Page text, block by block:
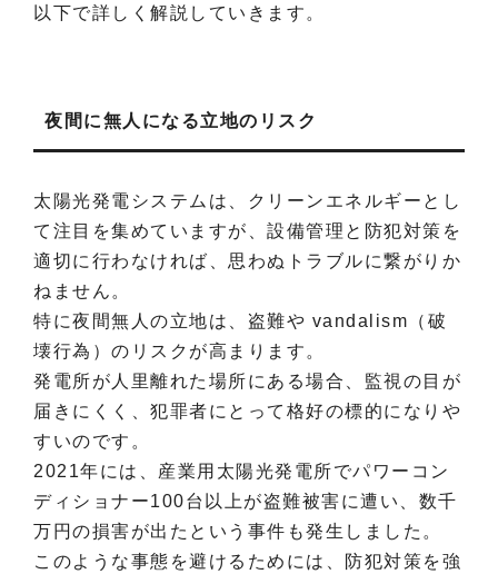
以下で詳しく解説していきます。
夜間に無人になる立地のリスク
太陽光発電システムは、クリーンエネルギーとし
て注目を集めていますが、設備管理と防犯対策を
適切に行わなければ、思わぬトラブルに繋がりか
ねません。
特に夜間無人の立地は、盗難や vandalism（破
壊行為）のリスクが高まります。
発電所が人里離れた場所にある場合、監視の目が
届きにくく、犯罪者にとって格好の標的になりや
すいのです。
2021年には、産業用太陽光発電所でパワーコン
ディショナー100台以上が盗難被害に遭い、数千
万円の損害が出たという事件も発生しました。
このような事態を避けるためには、防犯対策を強